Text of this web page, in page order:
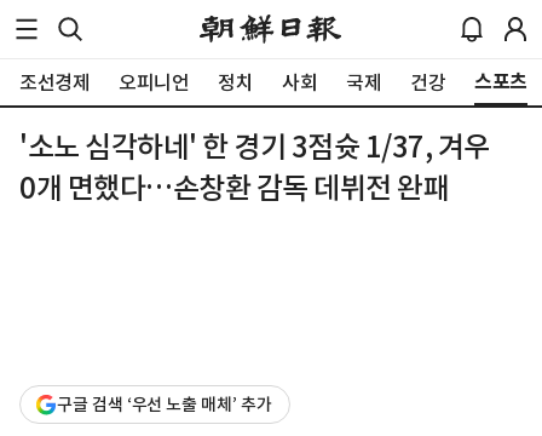
조선경제 오피니언 정치 사회 국제 건강 스포츠
'소노 심각하네' 한 경기 3점슛 1/37, 겨우
0개 면했다…손창환 감독 데뷔전 완패
구글 검색 ‘우선 노출 매체’ 추가